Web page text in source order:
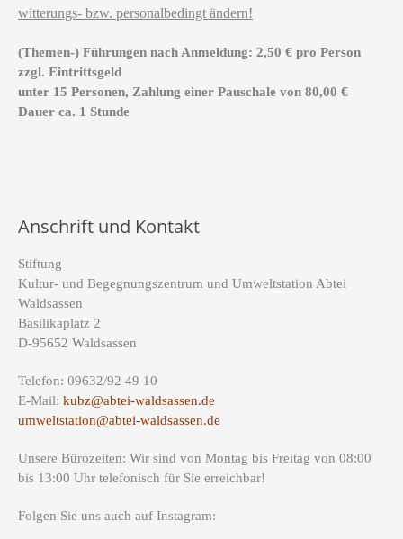
witterungs- bzw. personalbedingt ändern!
(Themen-) Führungen nach Anmeldung: 2,50 € pro Person
zzgl. Eintrittsgeld
unter 15 Personen, Zahlung einer Pauschale von 80,00 €
Dauer ca. 1 Stunde
Anschrift und Kontakt
Stiftung
Kultur- und Begegnungszentrum und Umweltstation Abtei
Waldsassen
Basilikaplatz 2
D-95652 Waldsassen
Telefon: 09632/92 49 10
E-Mail: kubz@abtei-waldsassen.de
umweltstation@abtei-waldsassen.de
Unsere Bürozeiten: Wir sind von Montag bis Freitag von 08:00
bis 13:00 Uhr telefonisch für Sie erreichbar!
Folgen Sie uns auch auf Instagram: